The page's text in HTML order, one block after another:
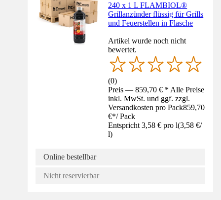
240 x 1 L FLAMBIOL®
Grillanzünder flüssig für Grills
und Feuerstellen in Flasche
Artikel wurde noch nicht
bewertet.
(0)
Preis — 859,70 € * Alle Preise
inkl. MwSt. und ggf. zzgl.
Versandkosten pro Pack859,70
€*/ Pack
Entspricht 3,58 € pro l(3,58 €/
l)
Online bestellbar
Nicht reservierbar